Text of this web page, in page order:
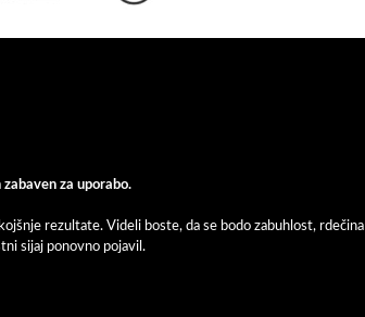
za uporabo.
rezultate. Videli boste, da se bodo zabuhlost, rdečina
sijaj ponovno pojavil.